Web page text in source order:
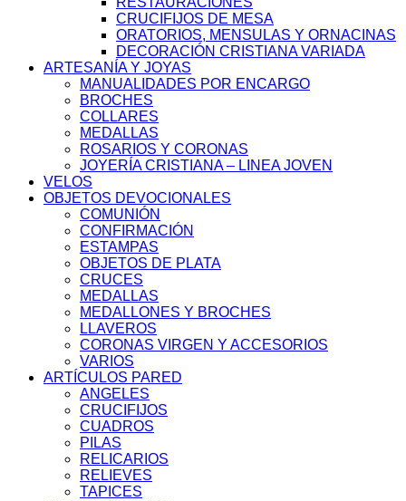
CRUCIFIJOS DE MESA
ORATORIOS, MENSULAS Y ORNACINAS
DECORACIÓN CRISTIANA VARIADA
ARTESANÍA Y JOYAS
MANUALIDADES POR ENCARGO
BROCHES
COLLARES
MEDALLAS
ROSARIOS Y CORONAS
JOYERÍA CRISTIANA – LINEA JOVEN
VELOS
OBJETOS DEVOCIONALES
COMUNIÓN
CONFIRMACIÓN
ESTAMPAS
OBJETOS DE PLATA
CRUCES
MEDALLAS
MEDALLONES Y BROCHES
LLAVEROS
CORONAS VIRGEN Y ACCESORIOS
VARIOS
ARTÍCULOS PARED
ANGELES
CRUCIFIJOS
CUADROS
PILAS
RELICARIOS
RELIEVES
TAPICES